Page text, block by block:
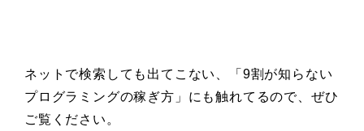
ネットで検索しても出てこない、「9割が知らない
プログラミングの稼ぎ方」にも触れてるので、ぜひ
ご覧ください。